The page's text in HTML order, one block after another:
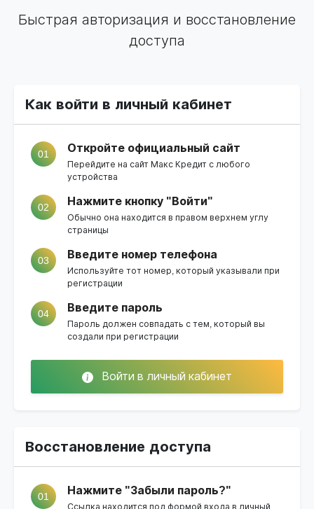
Быстрая авторизация и восстановление
доступа
Как войти в личный кабинет
01 Откройте официальный сайт
Перейдите на сайт Макс Кредит с любого
устройства
02 Нажмите кнопку "Войти"
Обычно она находится в правом верхнем углу
страницы
03 Введите номер телефона
Используйте тот номер, который указывали при
регистрации
04 Введите пароль
Пароль должен совпадать с тем, который вы
создали при регистрации
Войти в личный кабинет
Восстановление доступа
01 Нажмите "Забыли пароль?"
Ссылка находится под формой входа в личный